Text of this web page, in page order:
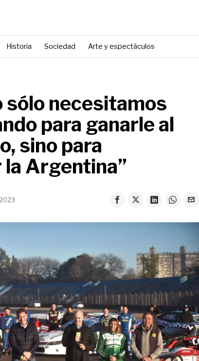
Historia Sociedad Arte y espectáculos
sólo necesitamos
para ganarle al
sino para
Argentina”